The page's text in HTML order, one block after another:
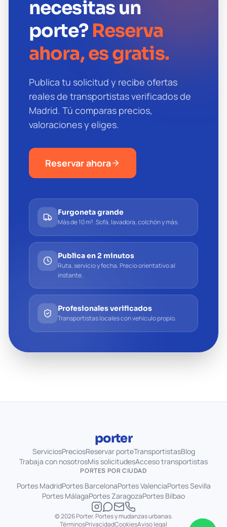
necesitas un
porte? Reserva
ahora, es gratis.
Publica tu solicitud y recibe ofertas
reales de transportistas verificados de
Madrid. Tú comparas precios,
valoraciones y eliges.
Reservar ahora
Furgoneta grande
Más de 10 m³. Sofá, lavadora, colchón y más.
Publica en 2 minutos
Ruta, servicio y fecha. Precio orientativo al
instante.
Profesionales verificados
Transportistas locales con vehículo propio.
porter
ServiciosPreciosReservar porteTransportistasBlog
Trabaja con nosotrosMis solicitudesAcceso transportistas
PORTES POR CIUDAD
Portes MadridPortes BarcelonaPortesValenciaPortesSevilla
Portes MálagaPortes ZaragozaPortes Bilbao
© 2026 Porter. Portes y mudanzas urbanas.
TérminosPrivacidadCookiesAviso legal